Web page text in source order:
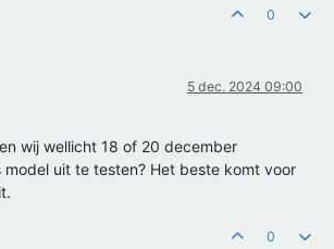
0
5 dec. 2024 09:00
wij wellicht 18 of 20 december
model uit te testen? Het beste komt voor
0